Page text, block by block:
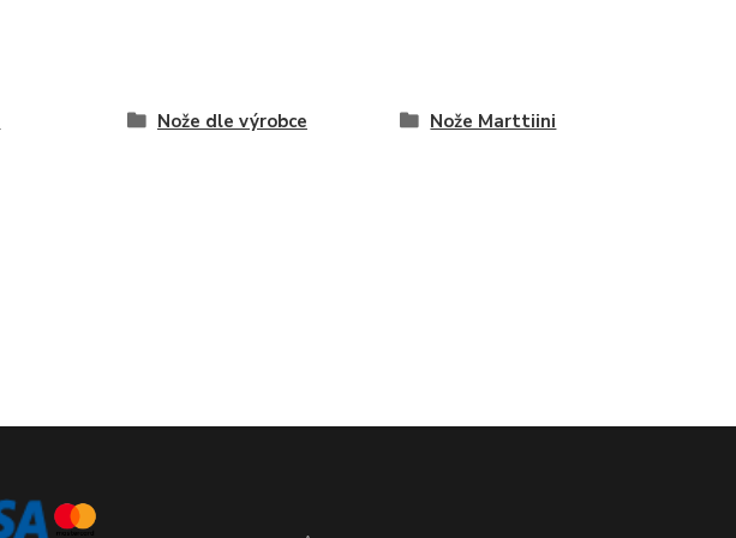
Nože dle výrobce
Nože Marttiini